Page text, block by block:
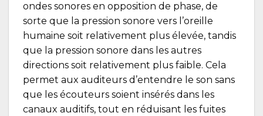
ondes sonores en opposition de phase, de
sorte que la pression sonore vers l’oreille
humaine soit relativement plus élevée, tandis
que la pression sonore dans les autres
directions soit relativement plus faible. Cela
permet aux auditeurs d’entendre le son sans
que les écouteurs soient insérés dans les
canaux auditifs, tout en réduisant les fuites